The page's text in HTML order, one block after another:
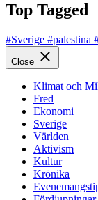
Top Tagged
#Sverige #palestina
Close
Klimat och
Fred
Ekonomi
Sverige
Världen
Aktivism
Kultur
Krönika